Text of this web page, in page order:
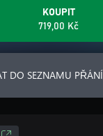
KOUPIT
719,00 Kč
DO SEZNAMU PŘÁNÍ